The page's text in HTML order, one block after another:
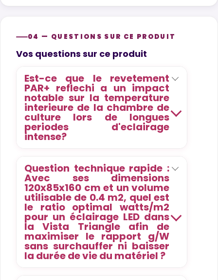
04 — QUESTIONS SUR CE PRODUIT
Product questions
Vos questions sur ce produit
Est-ce que le revetement
PAR+ reflechi a un impact
notable sur la temperature
interieure de la chambre de
culture lors de longues
periodes d'eclairage
intense?
Question technique rapide :
Avec ses dimensions
120x85x160 cm et un volume
utilisable de 0.4 m2, quel est
le ratio optimal watts/m2
pour un éclairage LED dans
la Vista Triangle afin de
maximiser le rapport g/W
sans surchauffer ni baisser
la durée de vie du matériel ?